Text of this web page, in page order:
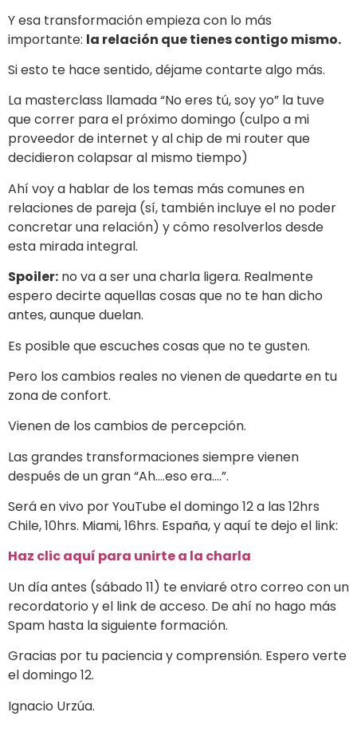
Y esa transformación empieza con lo más
importante: la relación que tienes contigo mismo.
Si esto te hace sentido, déjame contarte algo más.
La masterclass llamada “No eres tú, soy yo” la tuve
que correr para el próximo domingo (culpo a mi
proveedor de internet y al chip de mi router que
decidieron colapsar al mismo tiempo)
Ahí voy a hablar de los temas más comunes en
relaciones de pareja (sí, también incluye el no poder
concretar una relación) y cómo resolverlos desde
esta mirada integral.
Spoiler: no va a ser una charla ligera. Realmente
espero decirte aquellas cosas que no te han dicho
antes, aunque duelan.
Es posible que escuches cosas que no te gusten.
Pero los cambios reales no vienen de quedarte en tu
zona de confort.
Vienen de los cambios de percepción.
Las grandes transformaciones siempre vienen
después de un gran “Ah….eso era….”.
Será en vivo por YouTube el domingo 12 a las 12hrs
Chile, 10hrs. Miami, 16hrs. España, y aquí te dejo el link:
Haz clic aquí para unirte a la charla
Un día antes (sábado 11) te enviaré otro correo con un
recordatorio y el link de acceso. De ahí no hago más
Spam hasta la siguiente formación.
Gracias por tu paciencia y comprensión. Espero verte
el domingo 12.
Ignacio Urzúa.